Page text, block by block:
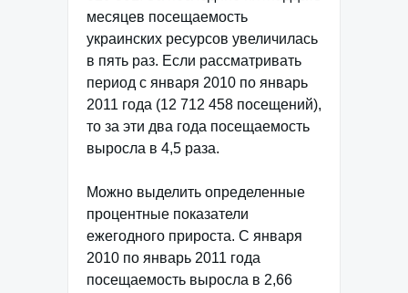
месяцев посещаемость
украинских ресурсов увеличилась
в пять раз. Если рассматривать
период с января 2010 по январь
2011 года (12 712 458 посещений),
то за эти два года посещаемость
выросла в 4,5 раза.
Можно выделить определенные
процентные показатели
ежегодного прироста. С января
2010 по январь 2011 года
посещаемость выросла в 2,66